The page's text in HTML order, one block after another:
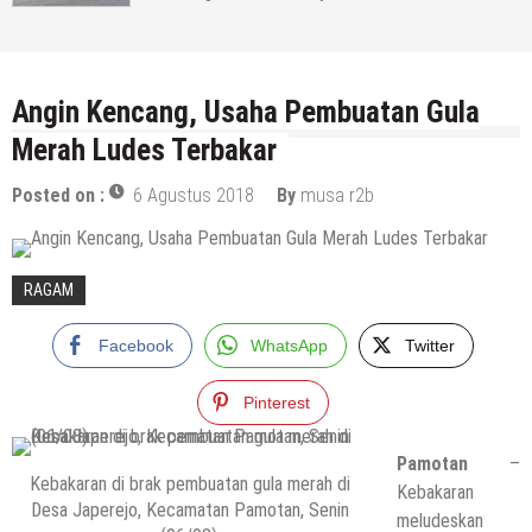
Angin Kencang, Usaha Pembuatan Gula
Merah Ludes Terbakar
Posted on : 6 Agustus 2018 By musa r2b
RAGAM
Facebook WhatsApp Twitter
Pinterest
Kebakaran di brak pembuatan gula merah di
Desa Japerejo, Kecamatan Pamotan, Senin
Pamotan –
Kebakaran
meludeskan